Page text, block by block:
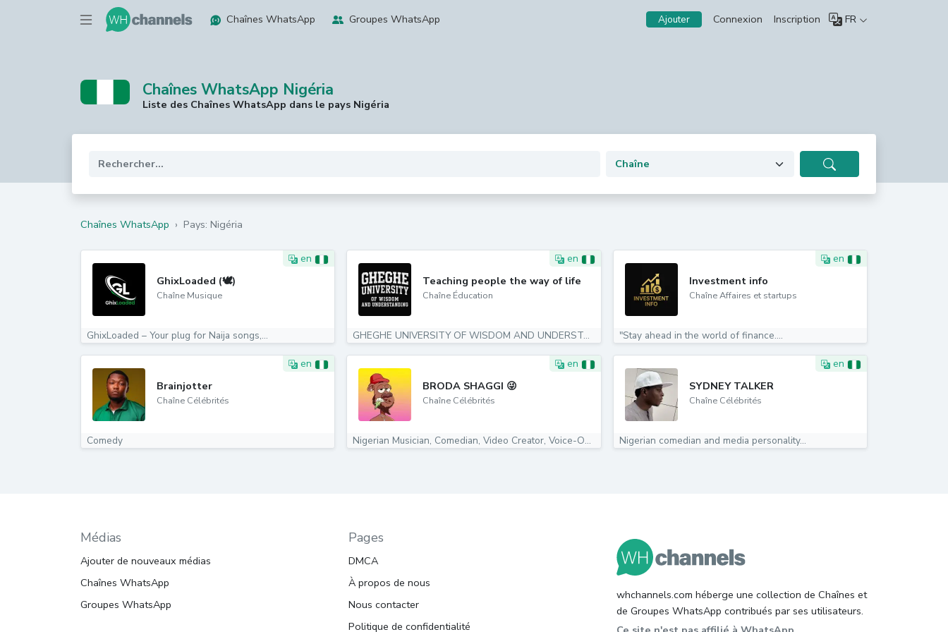
Chaînes WhatsApp Groupes WhatsApp Ajouter Connexion Inscription FR
Chaînes WhatsApp Nigéria
Liste des Chaînes WhatsApp dans le pays Nigéria
Chaînes WhatsApp › Pays: Nigéria
en
GhixLoaded (🕊️)
Chaîne Musique
GhixLoaded – Your plug for Naija songs,...
en
Teaching people the way of life
Chaîne Éducation
GHEGHE UNIVERSITY OF WISDOM AND UNDERSTANDING THIS...
en
Investment info
Chaîne Affaires et startups
"Stay ahead in the world of finance....
en
Brainjotter
Chaîne Célébrités
Comedy
en
BRODA SHAGGI 😜
Chaîne Célébrités
Nigerian Musician, Comedian, Video Creator, Voice-Over Artist
en
SYDNEY TALKER
Chaîne Célébrités
Nigerian comedian and media personality...
Médias
Ajouter de nouveaux médias
Chaînes WhatsApp
Groupes WhatsApp
Pages
DMCA
À propos de nous
Nous contacter
Politique de confidentialité
whchannels.com héberge une collection de Chaînes et
de Groupes WhatsApp contribués par ses utilisateurs.